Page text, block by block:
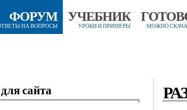
ФОРУМ
НА ВОПРОСЫ
УЧЕБНИК
УРОКИ И ПРИМЕРЫ МОЖНО
сайта